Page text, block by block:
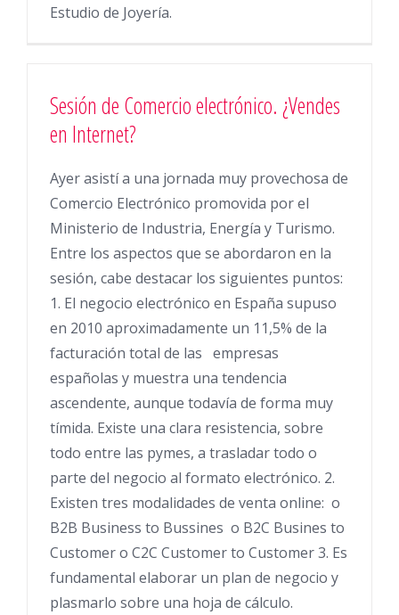
Estudio de Joyería.
Sesión de Comercio electrónico. ¿Vendes
en Internet?
Ayer asistí a una jornada muy provechosa de
Comercio Electrónico promovida por el
Ministerio de Industria, Energía y Turismo.
Entre los aspectos que se abordaron en la
sesión, cabe destacar los siguientes puntos:
1. El negocio electrónico en España supuso
en 2010 aproximadamente un 11,5% de la
facturación total de las empresas
españolas y muestra una tendencia
ascendente, aunque todavía de forma muy
tímida. Existe una clara resistencia, sobre
todo entre las pymes, a trasladar todo o
parte del negocio al formato electrónico. 2.
Existen tres modalidades de venta online: o
B2B Business to Bussines o B2C Busines to
Customer o C2C Customer to Customer 3. Es
fundamental elaborar un plan de negocio y
plasmarlo sobre una hoja de cálculo.